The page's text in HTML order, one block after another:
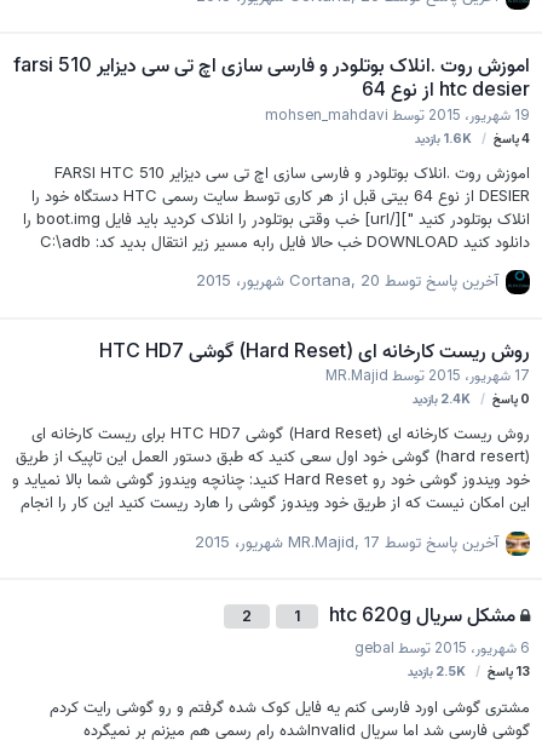
اموزش روت .انلاک بوتلودر و فارسی سازی اچ تی سی دیزایر 510 farsi
htc desier از نوع 64
19 شهریور، 2015 توسط mohsen_mahdavi
4پاسخ 1.6Kبازدید
اموزش روت .انلاک بوتلودر و فارسی سازی اچ تی سی دیزایر 510 FARSI HTC
DESIER از نوع 64 بیتی قبل از هر کاری توسط سایت رسمی HTC دستگاه خود را
انلاک بوتلودر کنید "][/url] خب وقتی بوتلودر را انلاک کردید باید فایل boot.img را
دانلود کنید DOWNLOAD خب حالا فایل رابه مسیر زیر انتقال بدید کد: C:\adb
کنید کد: "][/url] خب حالا دیگه راحت میتونید با هر چی مایلید دستگاهتون روت
فایلdefault.xml را به مموری کپی کن…
آخرین پاسخ توسط Cortana ,20 شهریور، 2015
روش ریست کارخانه ای (Hard Reset) گوشی HTC HD7
17 شهریور، 2015 توسطMR.Majid
0پاسخ 2.4Kبازدید
روش ریست کارخانه ای (Hard Reset) گوشی HTC HD7 برای ریست کارخانه ای
(hard resert) گوشی خود اول سعی کنید که طبق دستور العمل این تاپیک از طریق
خود ویندوز گوشی خود رو Hard Reset کنید: چنانچه ویندوز گوشی شما بالا نمیاید و
این امکان نیست که از طریق خود ویندوز گوشی را هارد ریست کنید این کار را انجام
دستور العمل نشان داده شده روی صفحه را انجام دهید تا Hard Reset شود....
آخرین پاسخ توسط MR.Majid ,17 شهریور، 2015
مشکل سریال htc 620g 2
6 شهریور، 2015 توسطgebal
13 پاسخ 2.5Kبازدید
مشتری گوشی اورد فارسی کنم یه فایل کوک شده گرفتم و رو گوشی رایت کردم
گوشی فارسی شد اما سریال lnvalidشده رام رسمی هم میزنم بر نمیگرده